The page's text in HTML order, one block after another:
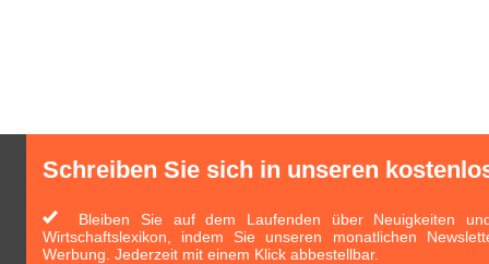
Schreiben Sie sich in unseren
Bleiben Sie auf dem Laufenden über Neuigkeiten
Wirtschaftslexikon, indem Sie unseren monatlichen
Werbung. Jederzeit mit einem Klick abbestellbar.